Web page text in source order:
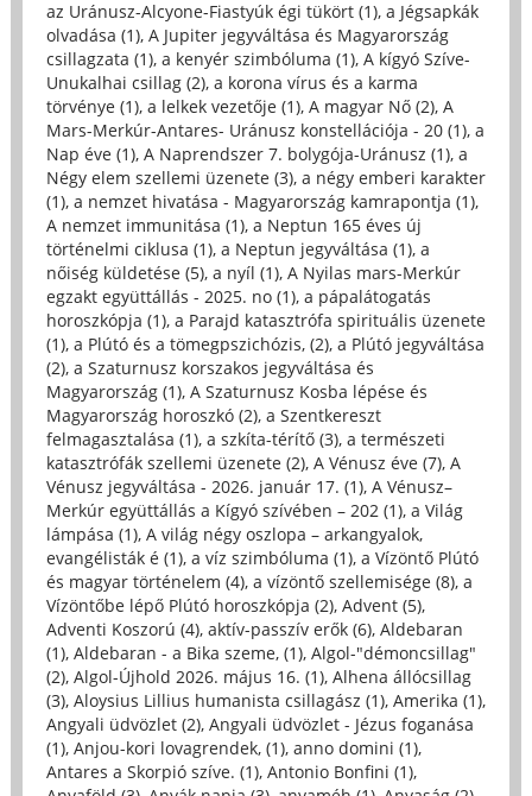
az Uránusz-Alcyone-Fiastyúk égi tükört (1), a Jégsapkák
olvadása (1), A Jupiter jegyváltása és Magyarország
csillagzata (1), a kenyér szimbóluma (1), A kígyó Szíve-
Unukalhai csillag (2), a korona vírus és a karma
törvénye (1), a lelkek vezetője (1), A magyar Nő (2), A
Mars-Merkúr-Antares- Uránusz konstellációja - 20 (1), a
Nap éve (1), A Naprendszer 7. bolygója-Uránusz (1), a
Négy elem szellemi üzenete (3), a négy emberi karakter
(1), a nemzet hivatása - Magyarország kamrapontja (1),
A nemzet immunitása (1), a Neptun 165 éves új
történelmi ciklusa (1), a Neptun jegyváltása (1), a
nőiség küldetése (5), a nyíl (1), A Nyilas mars-Merkúr
egzakt együttállás - 2025. no (1), a pápalátogatás
horoszkópja (1), a Parajd katasztrófa spirituális üzenete
(1), a Plútó és a tömegpszichózis, (2), a Plútó jegyváltása
(2), a Szaturnusz korszakos jegyváltása és
Magyarország (1), A Szaturnusz Kosba lépése és
Magyarország horoszkó (2), a Szentkereszt
felmagasztalása (1), a szkíta-térítő (3), a természeti
katasztrófák szellemi üzenete (2), A Vénusz éve (7), A
Vénusz jegyváltása - 2026. január 17. (1), A Vénusz–
Merkúr együttállás a Kígyó szívében – 202 (1), a Világ
lámpása (1), A világ négy oszlopa – arkangyalok,
evangélisták é (1), a víz szimbóluma (1), a Vízöntő Plútó
és magyar történelem (4), a vízöntő szellemisége (8), a
Vízöntőbe lépő Plútó horoszkópja (2), Advent (5),
Adventi Koszorú (4), aktív-passzív erők (6), Aldebaran
(1), Aldebaran - a Bika szeme, (1), Algol-"démoncsillag"
(2), Algol-Újhold 2026. május 16. (1), Alhena állócsillag
(3), Aloysius Lillius humanista csillagász (1), Amerika (1),
Angyali üdvözlet (2), Angyali üdvözlet - Jézus foganása
(1), Anjou-kori lovagrendek, (1), anno domini (1),
Antares a Skorpió szíve. (1), Antonio Bonfini (1),